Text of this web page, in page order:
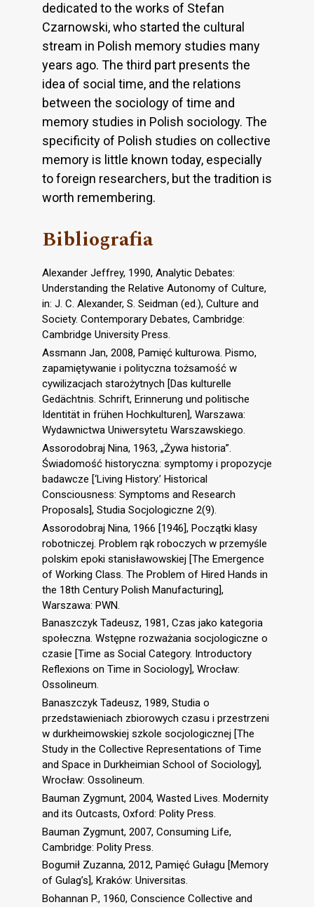
dedicated to the works of Stefan
Czarnowski, who started the cultural
stream in Polish memory studies many
years ago. The third part presents the
idea of social time, and the relations
between the sociology of time and
memory studies in Polish sociology. The
specificity of Polish studies on collective
memory is little known today, especially
to foreign researchers, but the tradition is
worth remembering.
Bibliografia
Alexander Jeffrey, 1990, Analytic Debates:
Understanding the Relative Autonomy of Culture,
in: J. C. Alexander, S. Seidman (ed.), Culture and
Society. Contemporary Debates, Cambridge:
Cambridge University Press.
Assmann Jan, 2008, Pamięć kulturowa. Pismo,
zapamiętywanie i polityczna tożsamość w
cywilizacjach starożytnych [Das kulturelle
Gedächtnis. Schrift, Erinnerung und politische
Identität in frühen Hochkulturen], Warszawa:
Wydawnictwa Uniwersytetu Warszawskiego.
Assorodobraj Nina, 1963, „Żywa historia”.
Świadomość historyczna: symptomy i propozycje
badawcze [‘Living History.’ Historical
Consciousness: Symptoms and Research
Proposals], Studia Socjologiczne 2(9).
Assorodobraj Nina, 1966 [1946], Początki klasy
robotniczej. Problem rąk roboczych w przemyśle
polskim epoki stanisławowskiej [The Emergence
of Working Class. The Problem of Hired Hands in
the 18th Century Polish Manufacturing],
Warszawa: PWN.
Banaszczyk Tadeusz, 1981, Czas jako kategoria
społeczna. Wstępne rozważania socjologiczne o
czasie [Time as Social Category. Introductory
Reflexions on Time in Sociology], Wrocław:
Ossolineum.
Banaszczyk Tadeusz, 1989, Studia o
przedstawieniach zbiorowych czasu i przestrzeni
w durkheimowskiej szkole socjologicznej [The
Study in the Collective Representations of Time
and Space in Durkheimian School of Sociology],
Wrocław: Ossolineum.
Bauman Zygmunt, 2004, Wasted Lives. Modernity
and its Outcasts, Oxford: Polity Press.
Bauman Zygmunt, 2007, Consuming Life,
Cambridge: Polity Press.
Bogumił Zuzanna, 2012, Pamięć Gułagu [Memory
of Gulag’s], Kraków: Universitas.
Bohannan P., 1960, Conscience Collective and